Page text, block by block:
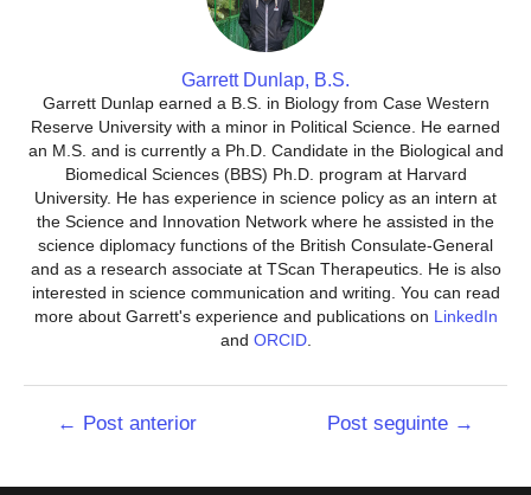
Garrett Dunlap, B.S.
Garrett Dunlap earned a B.S. in Biology from Case Western
Reserve University with a minor in Political Science. He earned
an M.S. and is currently a Ph.D. Candidate in the Biological and
Biomedical Sciences (BBS) Ph.D. program at Harvard
University. He has experience in science policy as an intern at
the Science and Innovation Network where he assisted in the
science diplomacy functions of the British Consulate-General
and as a research associate at TScan Therapeutics. He is also
interested in science communication and writing. You can read
more about Garrett's experience and publications on LinkedIn
and ORCID.
Navegação
← Post anterior Post seguinte →